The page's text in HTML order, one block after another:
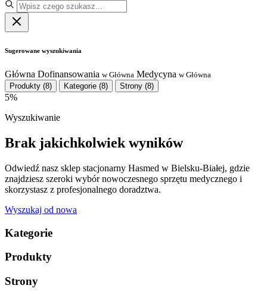
Sugerowane wyszukiwania
Główna Dofinansowania w Główna Medycyna w Główna
Produkty (8) Kategorie (8) Strony (8)
5%
Wyszukiwanie
Brak jakichkolwiek wyników
Odwiedź nasz sklep stacjonarny Hasmed w Bielsku-Białej, gdzie
znajdziesz szeroki wybór nowoczesnego sprzętu medycznego i
skorzystasz z profesjonalnego doradztwa.
Wyszukaj od nowa
Kategorie
Produkty
Strony